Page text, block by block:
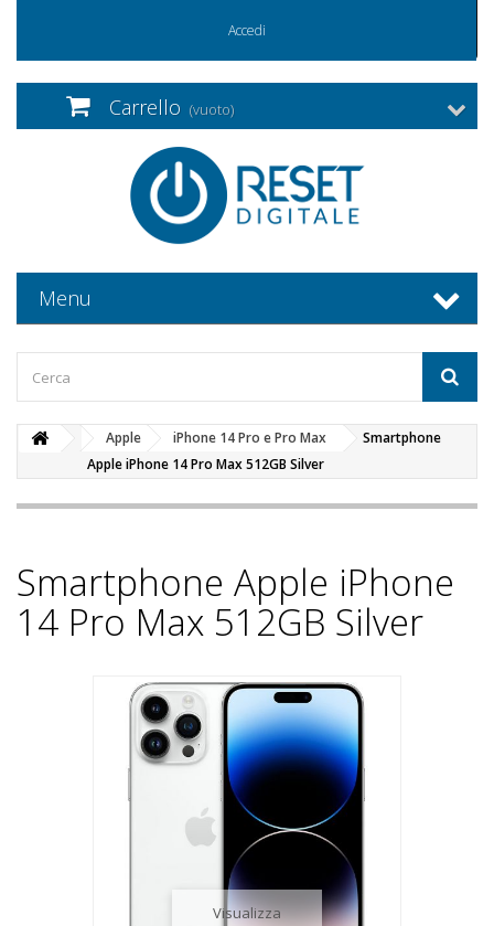
Accedi
Carrello (vuoto)
Menu
Apple iPhone 14 Pro e Pro Max
Smartphone
Apple iPhone 14 Pro Max 512GB Silver
Smartphone Apple iPhone
14 Pro Max 512GB Silver
Visualizza